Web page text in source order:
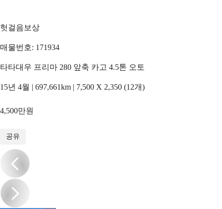
헛걸음보상
매물번호: 171934
타타대우 프리마 280 앞축 카고 4.5톤 오토
15년 4월 | 697,661km | 7,500 X 2,350 (12개)
4,500만원
공유
/9